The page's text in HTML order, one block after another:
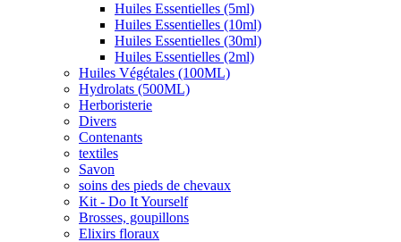
Huiles Essentielles (5ml)
Huiles Essentielles (10ml)
Huiles Essentielles (30ml)
Huiles Essentielles (2ml)
Huiles Végétales (100ML)
Hydrolats (500ML)
Herboristerie
Divers
Contenants
textiles
Savon
soins des pieds de chevaux
Kit - Do It Yourself
Brosses, goupillons
Elixirs floraux